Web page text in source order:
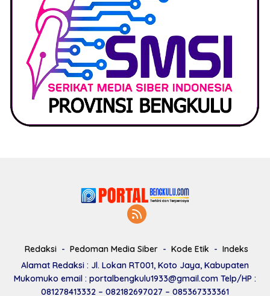
Redaksi Pedoman Media Siber Kode Etik
Indeks
Alamat Redaksi : Jl. Lokan RT001, Koto Jaya, Kabupaten
Mukomuko email : portalbengkulu1933@gmail.com Telp/HP :
081278413332 – 082182697027 – 085367333361